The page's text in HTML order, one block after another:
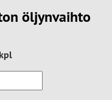
öljynvaihto
kpl